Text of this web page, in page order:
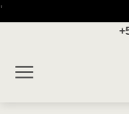
'